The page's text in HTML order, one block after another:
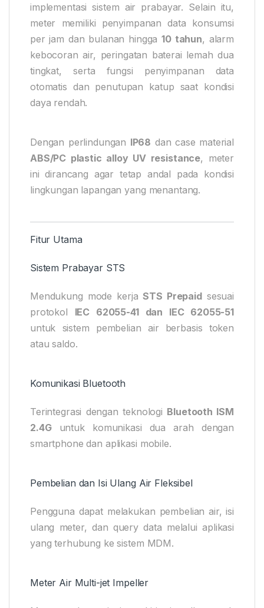
implementasi sistem air prabayar. Selain itu,
meter memiliki penyimpanan data konsumsi
per jam dan bulanan hingga10 tahun, alarm
kebocoran air, peringatan baterai lemah dua
tingkat, serta fungsi penyimpanan data
otomatis dan penutupan katup saat kondisi
daya rendah.
Dengan perlindungan IP68 dan case material
ABS/PC plastic alloy UV resistance, meter
ini dirancang agar tetap andal pada kondisi
lingkungan lapangan yang menantang.
Fitur Utama
Sistem Prabayar STS
Mendukung mode kerjaSTS Prepaidsesuai
protokol IEC 62055-41 dan IEC 62055-51
untuk sistem pembelian air berbasis token
atau saldo.
Komunikasi Bluetooth
Terintegrasi dengan teknologi Bluetooth ISM
2.4Guntuk komunikasi dua arah dengan
smartphone dan aplikasi mobile.
Pembelian dan Isi Ulang Air Fleksibel
Pengguna dapat melakukan pembelian air, isi
ulang meter, dan query data melalui aplikasi
yang terhubung ke sistem MDM.
Meter Air Multi-jet Impeller